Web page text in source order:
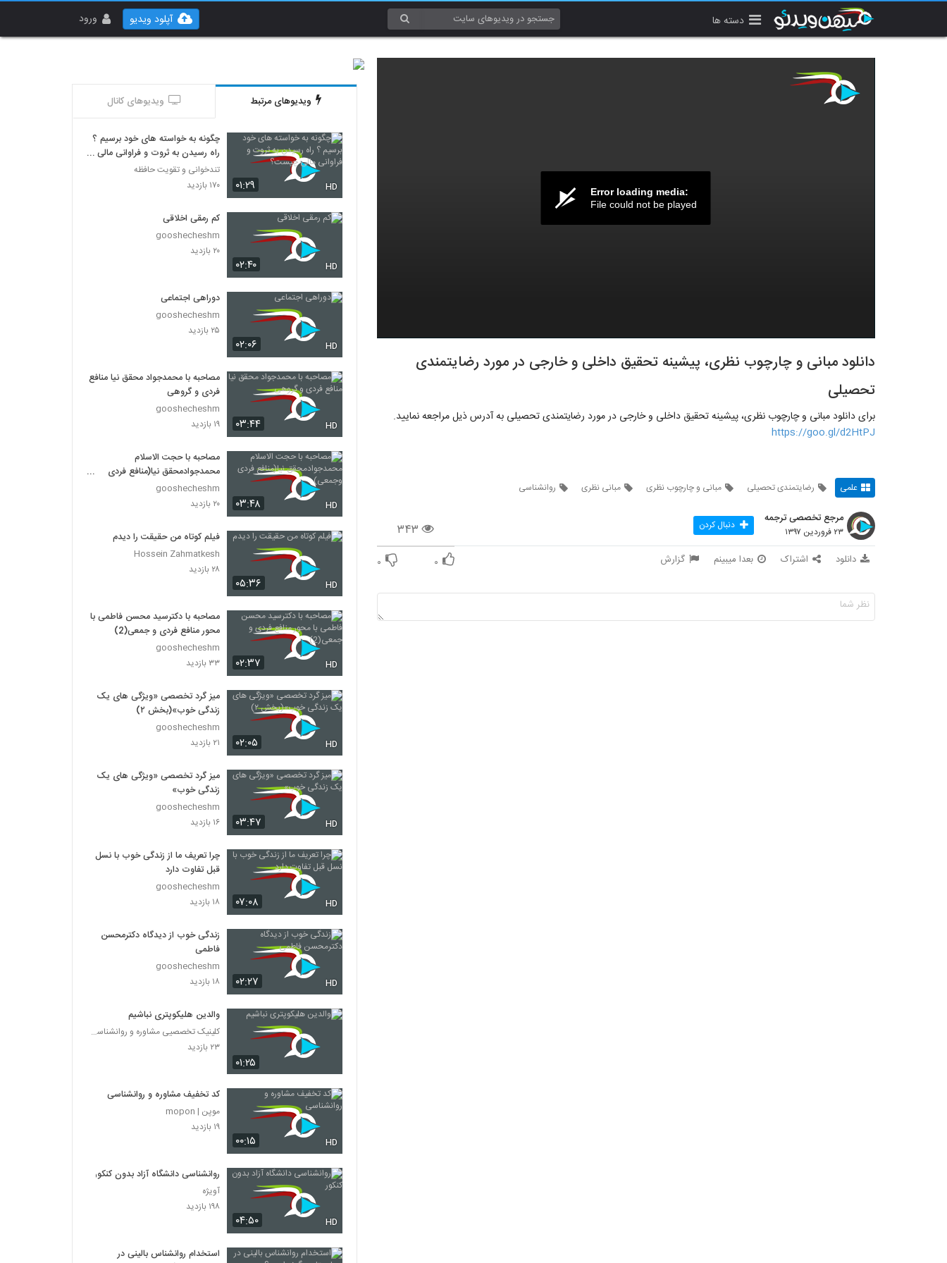
دسته ها ورود آپلود ویدیو
Error loading media:
File could not be played
دانلود مبانی و چارچوب نظری، پیشینه تحقیق داخلی و خارجی در مورد رضایتمندی
تحصیلی
برای دانلود مبانی و چارچوب نظری، پیشینه تحقیق داخلی و خارجی در مورد رضایتمندی تحصیلی به آدرس ذیل مراجعه نمایید.
https://goo.gl/d2HtPJ
علمی رضایتمندی تحصیلی مبانی و چارچوب نظری مبانی نظری روانشناسی
۳۴۳
مرجع تخصصی ترجمه
۲۳ فروردین ۱۳۹۷ دنبال کردن
دانلود اشتراک بعدا میبینم گزارش ۰ ۰
ویدیوهای مرتبط ویدیوهای کانال
۰۱:۲۹ HD
چگونه به خواسته های خود برسیم ؟
راه رسیدن به ثروت و فراوانی مالی
چیست؟
تندخوانی و تقویت حافظه
۱۷۰ بازدید
۰۲:۴۰ HD
کم رمقی اخلاقی
gooshecheshm
۲۰ بازدید
۰۲:۰۶ HD
دوراهی اجتماعی
gooshecheshm
۲۵ بازدید
۰۳:۴۴ HD
مصاحبه با محمدجواد محقق نیا منافع
فردی و گروهی
gooshecheshm
۱۹ بازدید
۰۳:۴۸ HD
مصاحبه با حجت الاسلام
محمدجوادمحقق نیا(منافع فردی
وجمعی)
gooshecheshm
۲۰ بازدید
۰۵:۳۶ HD
فیلم کوتاه من حقیقت را دیدم
Hossein Zahmatkesh
۲۸ بازدید
۰۲:۳۷ HD
مصاحبه با دکترسید محسن فاطمی با
محور منافع فردی و جمعی(2)
gooshecheshm
۳۳ بازدید
۰۲:۰۵ HD
میز گرد تخصصی «ویژگی های یک
زندگی خوب»(بخش ۲)
gooshecheshm
۲۱ بازدید
۰۳:۴۷ HD
میز گرد تخصصی «ویژگی های یک
زندگی خوب»
gooshecheshm
۱۶ بازدید
۰۷:۰۸ HD
چرا تعریف ما از زندگی خوب با نسل
قبل تفاوت دارد
gooshecheshm
۱۸ بازدید
۰۲:۲۷ HD
زندگی خوب از دیدگاه دکترمحسن
فاطمی
gooshecheshm
۱۸ بازدید
۰۱:۲۵
والدین هلیکوپتری نباشیم
کلینیک تخصصیی مشاوره و روانشناسی خانواده ایرانی
۲۳ بازدید
۰۰:۱۵ HD
کد تخفیف مشاوره و روانشناسی
موپن | mopon
۱۹ بازدید
۰۴:۵۰ HD
روانشناسی دانشگاه آزاد بدون کنکور
آویژه
۱۹۸ بازدید
استخدام روانشناس بالینی در